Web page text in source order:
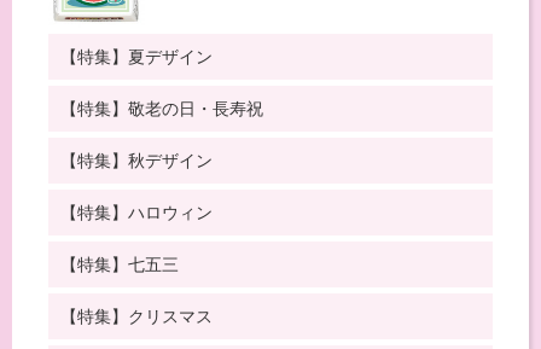
【特集】夏デザイン
【特集】敬老の日・長寿祝
【特集】秋デザイン
【特集】ハロウィン
【特集】七五三
【特集】クリスマス